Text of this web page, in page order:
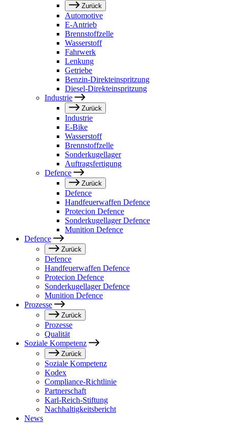
Zurück
Automotive
E-Antrieb
Brennstoffzelle
Wasserstoff
Fahrwerk
Lenkung
Getriebe
Benzin-Direkteinspritzung
Diesel-Direkteinspritzung
Industrie
Zurück
Industrie
E-Bike
Wasserstoff
Brennstoffzelle
Sonderkugellager
Auftragsfertigung
Defence
Zurück
Defence
Handfeuerwaffen Defence
Protecion Defence
Sonderkugellager Defence
Munition Defence
Defence
Zurück
Defence
Handfeuerwaffen Defence
Protecion Defence
Sonderkugellager Defence
Munition Defence
Prozesse
Zurück
Prozesse
Qualität
Soziale Kompetenz
Zurück
Soziale Kompetenz
Kodex
Compliance-Richtlinie
Partnerschaft
Karl-Reich-Stiftung
Nachhaltigkeitsbericht
News